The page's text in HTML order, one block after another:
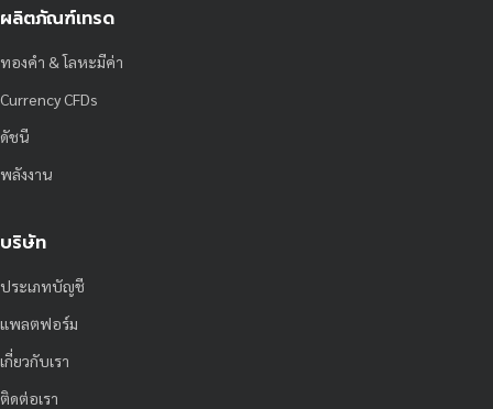
ผลิตภัณฑ์เทรด
ทองคำ & โลหะมีค่า
Currency CFDs
ดัชนี
พลังงาน
บริษัท
ประเภทบัญชี
แพลตฟอร์ม
เกี่ยวกับเรา
ติดต่อเรา